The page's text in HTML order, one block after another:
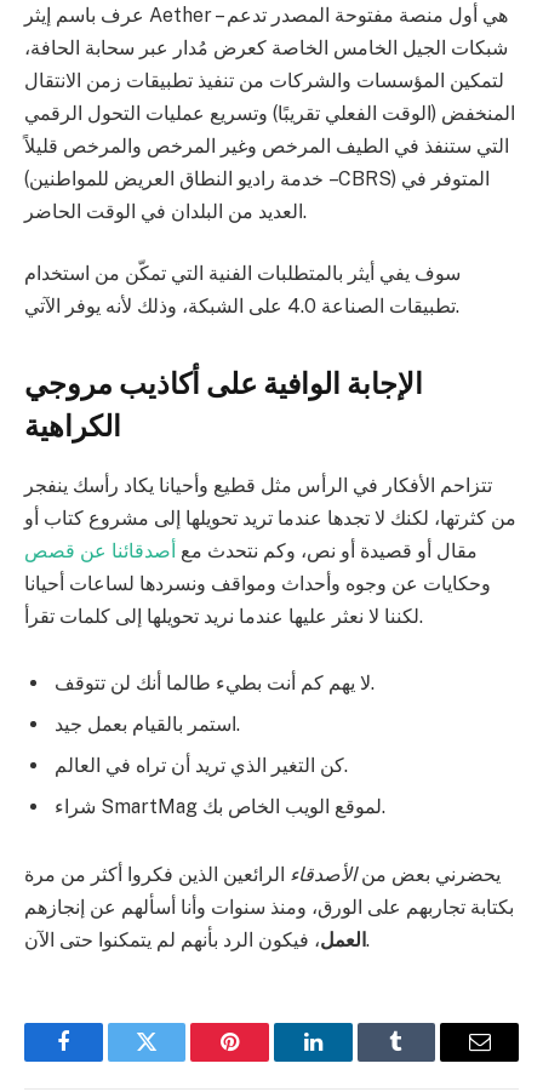
عرف باسم إيثر Aether – هي أول منصة مفتوحة المصدر تدعم
شبكات الجيل الخامس الخاصة كعرض مُدار عبر سحابة الحافة،
لتمكين المؤسسات والشركات من تنفيذ تطبيقات زمن الانتقال
المنخفض (الوقت الفعلي تقريبًا) وتسريع عمليات التحول الرقمي
التي ستنفذ في الطيف المرخص وغير المرخص والمرخص قليلاً
(خدمة راديو النطاق العريض للمواطنين – CBRS) المتوفر في
العديد من البلدان في الوقت الحاضر.
سوف يفي أيثر بالمتطلبات الفنية التي تمكّن من استخدام
تطبيقات الصناعة 4.0 على الشبكة، وذلك لأنه يوفر الآتي.
الإجابة الوافية على أكاذيب مروجي
الكراهية
تتزاحم الأفكار في الرأس مثل قطيع وأحيانا يكاد رأسك ينفجر
من كثرتها، لكنك لا تجدها عندما تريد تحويلها إلى مشروع كتاب أو
مقال أو قصيدة أو نص، وكم نتحدث مع أصدقائنا عن قصص
وحكايات عن وجوه وأحداث ومواقف ونسردها لساعات أحيانا
لكننا لا نعثر عليها عندما نريد تحويلها إلى كلمات تقرأ.
لا يهم كم أنت بطيء طالما أنك لن تتوقف.
استمر بالقيام بعمل جيد.
كن التغير الذي تريد أن تراه في العالم.
شراء SmartMag لموقع الويب الخاص بك.
يحضرني بعض منالأصدقاء الرائعين الذين فكروا أكثر من مرة
بكتابة تجاربهم على الورق، ومنذ سنوات وأنا أسألهم عن إنجازهم
العمل، فيكون الرد بأنهم لم يتمكنوا حتى الآن.
FacebookTwitter Pinterest LinkedInTumblr Email